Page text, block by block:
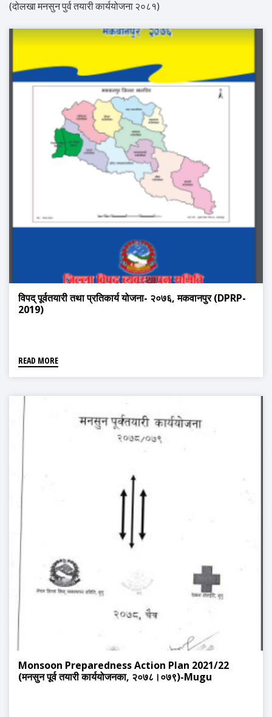
(दोलखा मनसुन पुर्व तयारी कार्ययोजना २०८१)
विपद् पूर्वतयारी तथा प्रतिकार्य योजना- २०७६, मकवानपुर (DPRP-
2019)
READ MORE
Monsoon Preparedness Action Plan 2021/22
(मनसुन पूर्व तयारी कार्ययोजनका, २०७८।०७९)-Mugu